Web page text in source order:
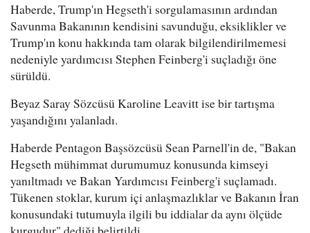
Haberde, Trump'ın Hegseth'i sorgulamasının ardından
Savunma Bakanının kendisini savunduğu, eksiklikler ve
Trump'ın konu hakkında tam olarak bilgilendirilmemesi
nedeniyle yardımcısı Stephen Feinberg'i suçladığı öne
sürüldü.
Beyaz Saray Sözcüsü Karoline Leavitt ise bir tartışma
yaşandığını yalanladı.
Haberde Pentagon Başsözcüsü Sean Parnell'in de, "Bakan
Hegseth mühimmat durumumuz konusunda kimseyi
yanıltmadı ve Bakan Yardımcısı Feinberg'i suçlamadı.
Tükenen stoklar, kurum içi anlaşmazlıklar ve Bakanın İran
konusundaki tutumuyla ilgili bu iddialar da aynı ölçüde